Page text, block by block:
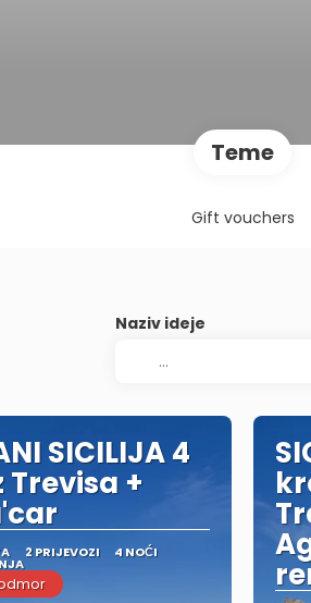
Teme
Gift vouchers
Naziv ideje
SICILIJA 4
Trevisa +
2 PRIJEVOZI 4 NOĆI